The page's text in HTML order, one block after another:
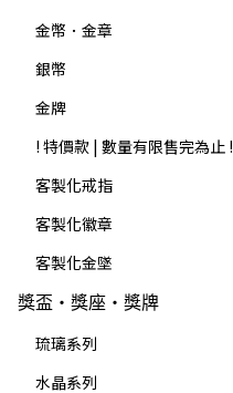
金幣．金章
銀幣
金牌
! 特價款 | 數量有限售完為止 !
客製化戒指
客製化徽章
客製化金墜
獎盃・獎座・獎牌
琉璃系列
水晶系列